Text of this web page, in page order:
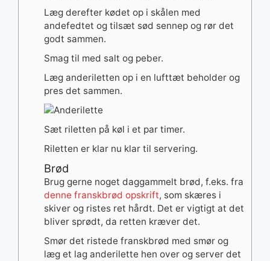
Læg derefter kødet op i skålen med
andefedtet og tilsæt sød sennep og rør det
godt sammen.
Smag til med salt og peber.
Læg anderiletten op i en lufttæt beholder og
pres det sammen.
Sæt riletten på køl i et par timer.
Riletten er klar nu klar til servering.
Brød
Brug gerne noget daggammelt brød, f.eks. fra
denne franskbrød opskrift, som skæres i
skiver og ristes ret hårdt. Det er vigtigt at det
bliver sprødt, da retten kræver det.
Smør det ristede franskbrød med smør og
læg et lag anderilette hen over og server det